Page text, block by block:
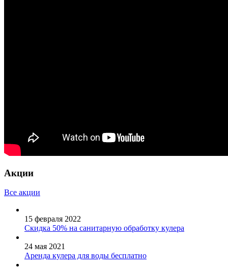
Акции
Все акции
15 февраля 2022
Скидка 50% на санитарную обработку кулера
24 мая 2021
Аренда кулера для воды бесплатно